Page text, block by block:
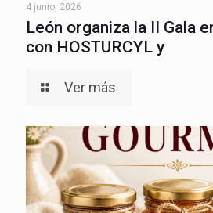
4 junio, 2026
León organiza la II Gala
con HOSTURCYL y
Ver más